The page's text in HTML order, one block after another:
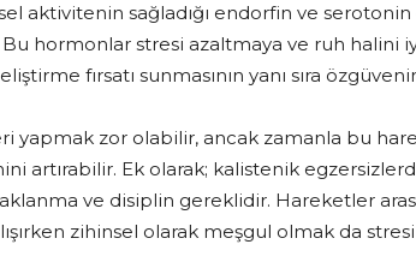
aktivitenin sağladığı endorfin ve
Bu hormonlar stresi azaltmaya ve ruh halini
fırsatı sunmasının yanı sıra
yapmak zor olabilir, ancak zamanla bu
artırabilir. Ek olarak; kalistenik
ve disiplin gereklidir. Hareketler
zihinsel olarak meşgul olmak da